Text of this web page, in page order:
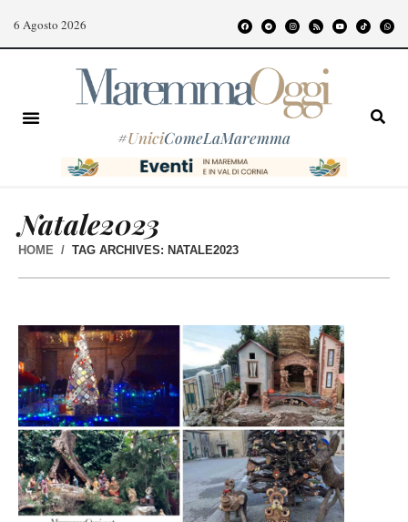
6 Agosto 2026
#UniciComeLaMaremma
Natale2023
HOME TAG ARCHIVES: NATALE2023